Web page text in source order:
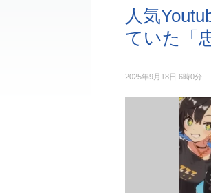
人気
ていた「
2025年9月18日 6時0分